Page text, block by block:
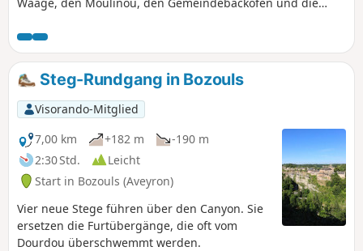
und Wegen und bewundern Sie das Kulturerbe, die
Aussicht auf das Dorf und die umliegende Natur.
Steg-Rundgang in Bozouls
Visorando-Mitglied
7,00 km
+182 m
-190 m
2:30 Std.
Leicht
Start in Bozouls (Aveyron)
Vier neue Stege führen über den Canyon. Sie
ersetzen die Furtübergänge, die oft vom
Dourdou überschwemmt werden.